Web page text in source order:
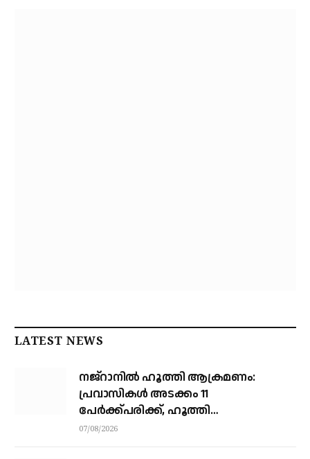
LATEST NEWS
നജ്‌റാനില്‍ ഹൂത്തി ആക്രമണം:
പ്രവാസികള്‍ അടക്കം 11
പേർക്ക്പരിക്ക്, ഹൂത്തി
ആക്രമണത്തില്‍ 17 യെമന്‍
07/08/2026